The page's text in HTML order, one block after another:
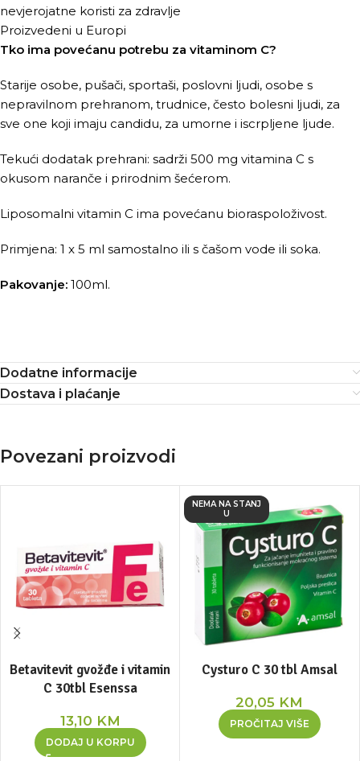
nevjerojatne koristi za zdravlje
Proizvedeni u Europi
Tko ima povećanu potrebu za vitaminom C?
Starije osobe, pušači, sportaši, poslovni ljudi, osobe s
nepravilnom prehranom, trudnice, često bolesni ljudi, za
sve one koji imaju candidu, za umorne i iscrpljene ljude.
Tekući dodatak prehrani: sadrži 500 mg vitamina C s
okusom naranče i prirodnim šećerom.
Liposomalni vitamin C ima povećanu bioraspoloživost.
Primjena: 1 x 5 ml samostalno ili s čašom vode ili soka.
Pakovanje: 100ml.
Dodatne informacije
Dostava i plaćanje
Povezani proizvodi
Betavitevit gvožđe i vitamin
C 30tbl Esenssa
13,10 KM
DODAJ U KORPU
NEMA NA STANJ
U
Cysturo C 30 tbl Amsal
20,05 KM
PROČITAJ VIŠE